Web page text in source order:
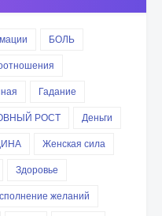
БОЛЬ
Гадание
РОСТ
Деньги
Женская сила
Здоровье
желаний